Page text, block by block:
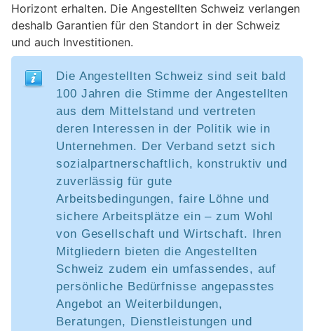
Horizont erhalten. Die Angestellten Schweiz verlangen
deshalb Garantien für den Standort in der Schweiz
und auch Investitionen.
Die Angestellten Schweiz sind seit bald
100 Jahren die Stimme der Angestellten
aus dem Mittelstand und vertreten
deren Interessen in der Politik wie in
Unternehmen. Der Verband setzt sich
sozialpartnerschaftlich, konstruktiv und
zuverlässig für gute
Arbeitsbedingungen, faire Löhne und
sichere Arbeitsplätze ein – zum Wohl
von Gesellschaft und Wirtschaft. Ihren
Mitgliedern bieten die Angestellten
Schweiz zudem ein umfassendes, auf
persönliche Bedürfnisse angepasstes
Angebot an Weiterbildungen,
Beratungen, Dienstleistungen und